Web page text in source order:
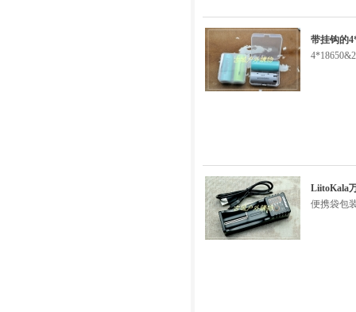
带挂钩的
LiitoKala
便携袋包